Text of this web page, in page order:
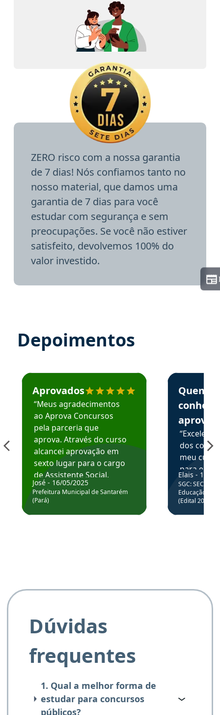
ZERO risco com a nossa garantia
de 7 dias! Nós confiamos tanto no
nosso material, que damos uma
garantia de 7 dias para você
estudar com segurança e sem
preocupações. Se você não estiver
satisfeito, devolvemos 100% do
valor investido.
Depoimentos
Estudante José recomenda o Aprova Concursos em
Aprovados
“Meus agradecimentos
ao Aprova Concursos
pela parceria que
aprova. Através do curso
alcancei aprovação em
sexto lugar para o cargo
de Assistente Social.
Hoje estou atuando na
Prefeitura de Santarém.
José - 16/05/2025
Prefeitura Municipal de Santarém
(Pará)
Estudante
Quem
aprova
dos
meu
para
colocar
através
de
Elais - 15/
SGC: SEC BA
Educação
(Edital
Dúvidas
frequentes
1. Qual a melhor forma de
estudar para concursos
públicos?